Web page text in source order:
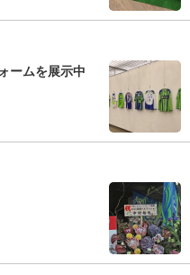
ームを展示中